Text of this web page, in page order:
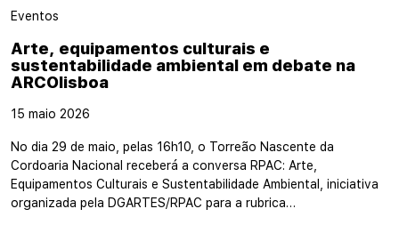
Eventos
Arte, equipamentos culturais e
sustentabilidade ambiental em debate na
ARCOlisboa
15 maio 2026
No dia 29 de maio, pelas 16h10, o Torreão Nascente da
Cordoaria Nacional receberá a conversa RPAC: Arte,
Equipamentos Culturais e Sustentabilidade Ambiental, iniciativa
organizada pela DGARTES/RPAC para a rubrica…